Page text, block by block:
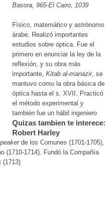
Basora, 965-El Cairo, 1039
Físico, matemático y astrónomo
árabe. Realizó importantes
estudios sobre óptica. Fue el
primero en enunciar la ley de la
reflexión, y su obra más
importante, Kitab al-manazir, se
mantuvo como la obra básica de
óptica hasta el s. XVII. Practicó
el método experimental y
también fue un hábil ingeniero
Quizas tambien te interece:
Robert Harley
de los Comunes (1701-1705),
(1710-1714). Fundó la Compañía
(1713)